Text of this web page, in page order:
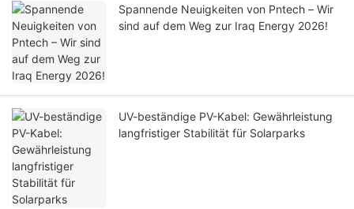
Spannende Neuigkeiten von Pntech – Wir
sind auf dem Weg zur Iraq Energy 2026!
UV-beständige PV-Kabel: Gewährleistung
langfristiger Stabilität für Solarparks